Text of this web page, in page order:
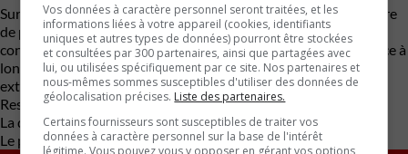
Sur le plan technique, Nokian demeure une référence en matière
de pneus d’hiver. L’approche purement mécanique — sans
connectivité ni moteur miniature — inspire davantage confiance à
long terme qu’un système électronique exposé aux conditions
extrêmes.
Reste deux inconnues majeures :
La durabilité du composé adaptatif après plusieurs saisons.
Le prix, qui n’a pas encore été dévoilé.
Vos données à caractère personnel seront traitées, et les
informations liées à votre appareil (cookies, identifiants
uniques et autres types de données) pourront être stockées
et consultées par 300 partenaires, ainsi que partagées avec
lui, ou utilisées spécifiquement par ce site. Nos partenaires et
nous-mêmes sommes susceptibles d'utiliser des données de
géolocalisation précises. Liste des partenaires.
Certains fournisseurs sont susceptibles de traiter vos
données à caractère personnel sur la base de l'intérêt
légitime. Vous pouvez vous y opposer en gérant vos options